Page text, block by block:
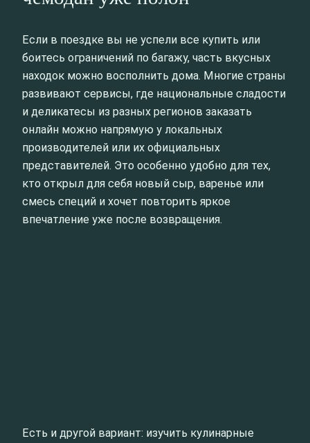
Если в поездке вы не успели все купить или
боитесь ограничений по багажу, часть вкусных
находок можно восполнить дома. Многие страны
развивают сервисы, где национальные сладости
и деликатесы из разных регионов заказать
онлайн можно напрямую у локальных
производителей или их официальных
представителей. Это особенно удобно для тех,
кто открыл для себя новый сыр, варенье или
смесь специй и хочет повторить яркое
впечатление уже после возвращения.
Есть и другой вариант: изучить кулинарные